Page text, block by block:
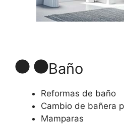
Baño
Reformas de baño
Cambio de bañera
Mamparas